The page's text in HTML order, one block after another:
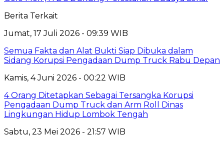
Berita Terkait
Jumat, 17 Juli 2026 - 09:39 WIB
Semua Fakta dan Alat Bukti Siap Dibuka dalam
Sidang Korupsi Pengadaan Dump Truck Rabu Depan
Kamis, 4 Juni 2026 - 00:22 WIB
4 Orang Ditetapkan Sebagai Tersangka Korupsi
Pengadaan Dump Truck dan Arm Roll Dinas
Lingkungan Hidup Lombok Tengah
Sabtu, 23 Mei 2026 - 21:57 WIB